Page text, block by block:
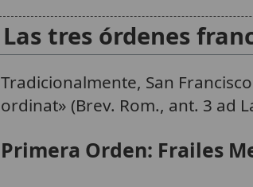
Las tres órdenes
Tradicionalmente, San
ordinat» (Brev. Rom., ant. 3 ad
Primera Orden: Frailes